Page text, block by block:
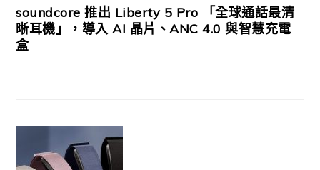
soundcore 推出 Liberty 5 Pro 「全球通話最清
晰耳機」，導入 AI 晶片、ANC 4.0 與智慧充電
盒